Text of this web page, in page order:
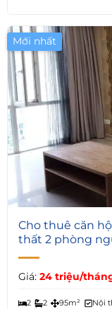
Mới nhất
6
Cho thuê căn
thất 2 phòng
Giá: 24 triệu/
2 2 95m² Nội